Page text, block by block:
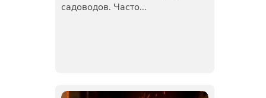
садоводов. Часто...